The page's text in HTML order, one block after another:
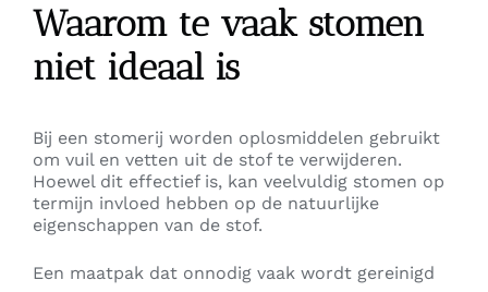
Waarom te vaak stomen
niet ideaal is
Bij een stomerij worden oplosmiddelen gebruikt
om vuil en vetten uit de stof te verwijderen.
Hoewel dit effectief is, kan veelvuldig stomen op
termijn invloed hebben op de natuurlijke
eigenschappen van de stof.
Een maatpak dat onnodig vaak wordt gereinigd